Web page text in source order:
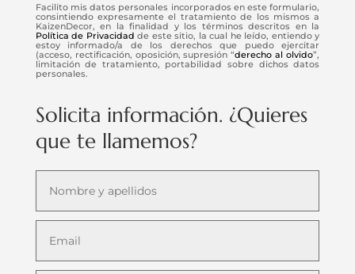
Facilito mis datos personales incorporados en este formulario,
consintiendo expresamente el tratamiento de los mismos a
KaizenDecor, en la finalidad y los términos descritos en la
Política de Privacidad de este sitio, la cual he leído, entiendo y
estoy informado/a de los derechos que puedo ejercitar
(acceso, rectificación, oposición, supresión “derecho al olvido”,
limitación de tratamiento, portabilidad sobre dichos datos
personales.
Solicita información. ¿Quieres
que te llamemos?